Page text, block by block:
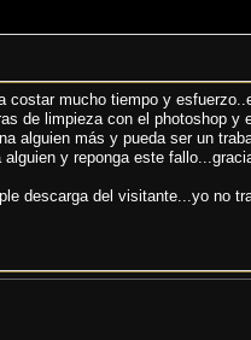
mucho tiempo y
de limpieza con el photoshop
alguien más y pueda ser un
y reponga este
descarga del visitante...yo no